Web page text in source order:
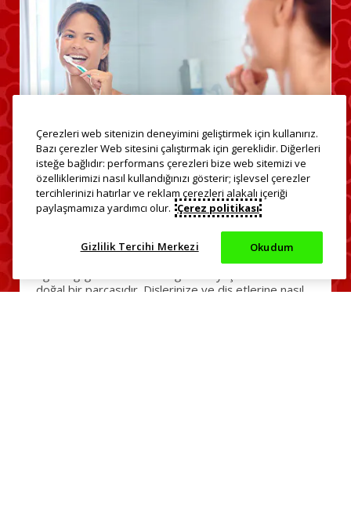
Sağlıklı Yaşam ve Sağlıklı Diş
Etleri İçin Öneriler
doğal bir parçasıdır. Dişlerinize ve diş etlerine nasıl
Çerezleri web sitenizin deneyimini geliştirmek için kullanırız.
Bazı çerezler Web sitesini çalıştırmak için gereklidir. Diğerleri
isteğe bağlıdır: performans çerezleri bize web sitemizi ve
özelliklerimizi nasıl kullandığınızı gösterir; işlevsel çerezler
tercihlerinizi hatırlar ve reklam çerezleri alakalı içeriği
paylaşmamıza yardımcı olur. Çerez politikası
Okudum
Gizlilik Tercihi Merkezi